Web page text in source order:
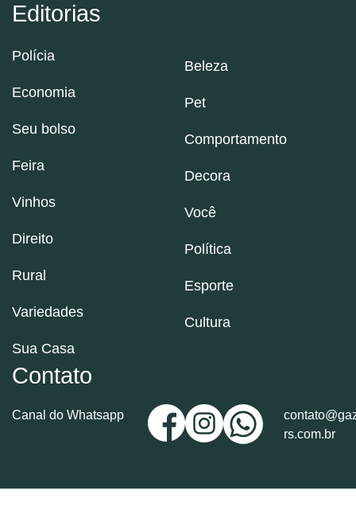
Editorias
Polícia
Economia
Seu bolso
Feira
Vinhos
Direito
Rural
Variedades
Sua Casa
Beleza
Pet
Comportamento
Decora
Você
Política
Esporte
Cultura
Contato
Canal do Whatsapp
rs.com.br